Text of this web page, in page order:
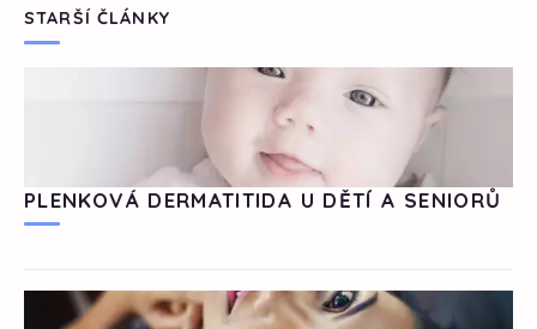
STARŠÍ ČLÁNKY
PLENKOVÁ DERMATITIDA U DĚTÍ A SENIORŮ